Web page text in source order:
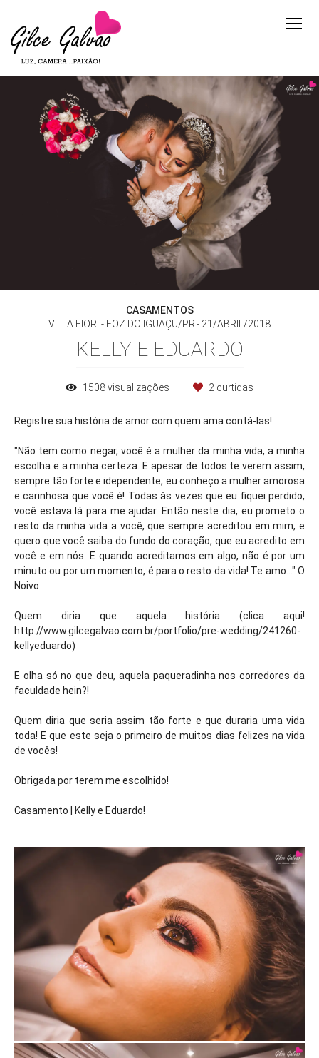
CASAMENTOS
VILLA FIORI - FOZ DO IGUAÇU/PR
21/ABRIL/2018
KELLY E EDUARDO
1508visualizações 2 curtidas
Registre sua história de amor com quem ama contá-las!
"Não tem como negar, você é a mulher da minha vida, a minha
escolha e a minha certeza. E apesar de todos te verem assim,
sempre tão forte e idependente, eu conheço a mulher amorosa
e carinhosa que você é! Todas às vezes que eu fiquei perdido,
você estava lá para me ajudar. Então neste dia, eu prometo o
resto da minha vida a você, que sempre acreditou em mim, e
quero que você saiba do fundo do coração, que eu acredito em
você e em nós. E quando acreditamos em algo, não é por um
minuto ou por um momento, é para o resto da vida! Te amo..." O
Noivo
Quem diria que aquela história (clica aqui!
http://www.gilcegalvao.com.br/portfolio/pre-wedding/241260-
kellyeduardo)
E olha só no que deu, aquela paqueradinha nos corredores da
faculdade hein?!
Quem diria que seria assim tão forte e que duraria uma vida
toda! E que este seja o primeiro de muitos dias felizes na vida
de vocês!
Obrigada por terem me escolhido!
Casamento | Kelly e Eduardo!